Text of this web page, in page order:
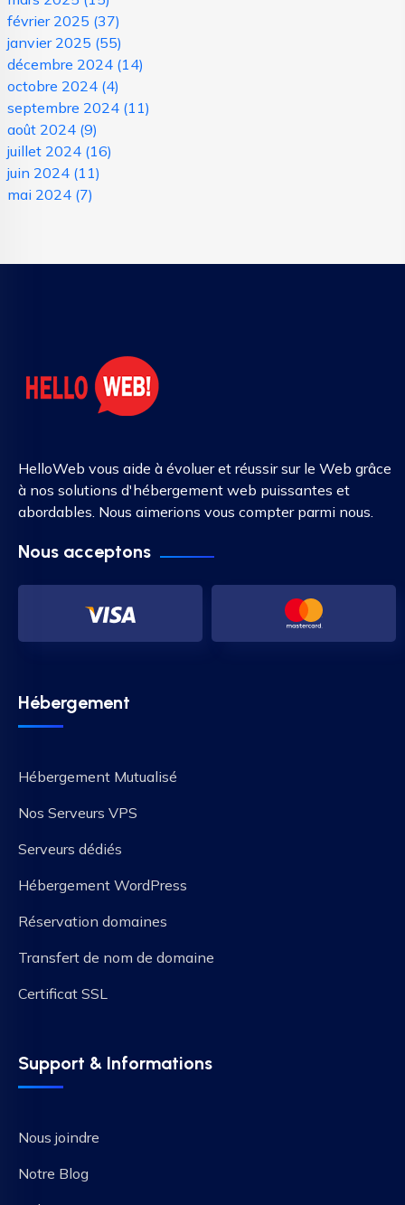
février 2025 (37)
janvier 2025 (55)
décembre 2024 (14)
octobre 2024 (4)
septembre 2024 (11)
août 2024 (9)
juillet 2024 (16)
juin 2024 (11)
mai 2024 (7)
HelloWeb vous aide à évoluer et réussir sur le Web grâce
à nos solutions d'hébergement web puissantes et
abordables. Nous aimerions vous compter parmi nous.
Nous acceptons
Hébergement
Hébergement Mutualisé
Nos Serveurs VPS
Serveurs dédiés
Hébergement WordPress
Réservation domaines
Transfert de nom de domaine
Certificat SSL
Support & Informations
Nous joindre
Notre Blog